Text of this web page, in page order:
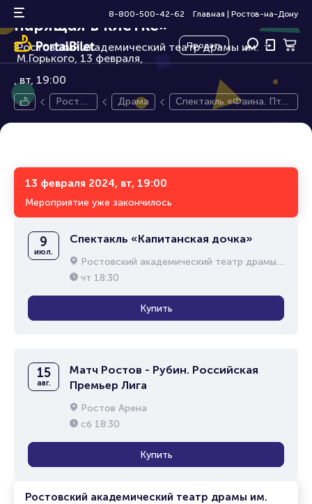
8-800-500-42-62 Главная Ростов-на-Дону
Продать
Спектакль «Фаина. Птица,
парящая в клетке»
Ростовский академический театр драмы им.
М.Горького, 13 февраля,
16+
вт, 19:00
Ростов
Драма
Спектакль «Фаина. Пти
13 февраля 2024, вт, 19:00
Мероприятие уже закончилось
Ростовский академический театр драмы им.
9
июл.
Спектакль «Капитанская дочка»
Ростовский академический театр драмы им. М.Горького
чт 18:30
Купить
15
авг.
Матч Ростов - Рубин. Российская
Премьер Лига
Ростов Арена
сб 18:30
Купить